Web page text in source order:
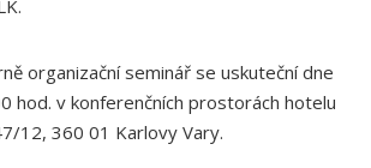
organizační seminář se uskuteční dne
hod. v konferenčních prostorách hotelu
12, 360 01 Karlovy Vary.